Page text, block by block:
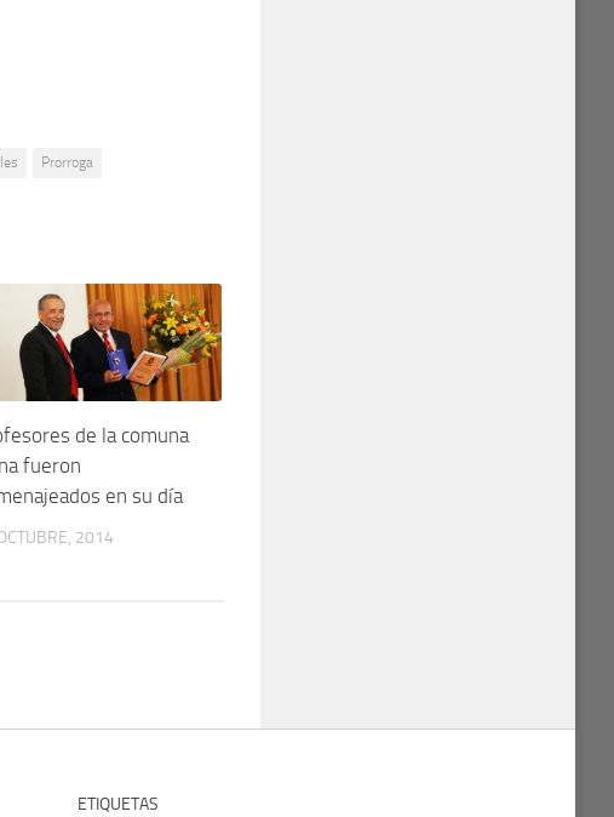
Prorroga
de la comuna
fueron
en su día
2014
ETIQUETAS